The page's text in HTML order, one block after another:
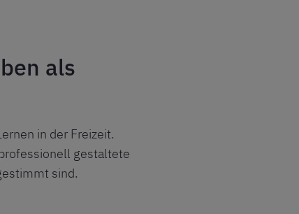
als
in der Freizeit.
gestaltete
sind.